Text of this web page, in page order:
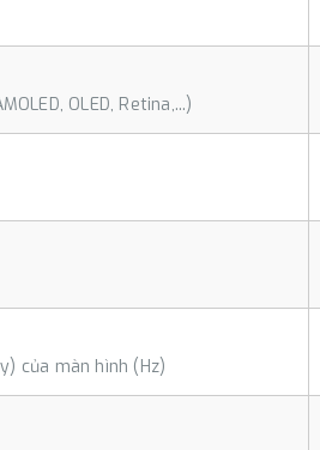
OLED, Retina,...)
của màn hình (Hz)